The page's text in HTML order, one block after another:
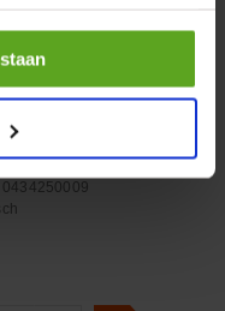
Bosch
0434250009